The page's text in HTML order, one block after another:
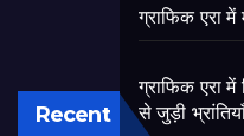
Recent
ग्राफिक एरा
ग्राफिक एरा में
से जुड़ी